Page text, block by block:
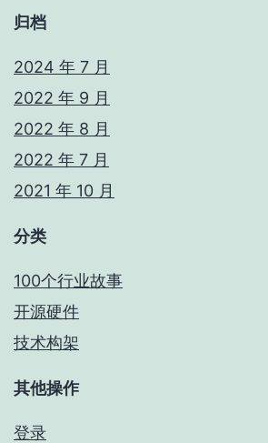
归档
2024 年 7 月
2022 年 9 月
2022 年 8 月
2022 年 7 月
2021 年 10 月
分类
100个行业故事
开源硬件
技术构架
其他操作
登录